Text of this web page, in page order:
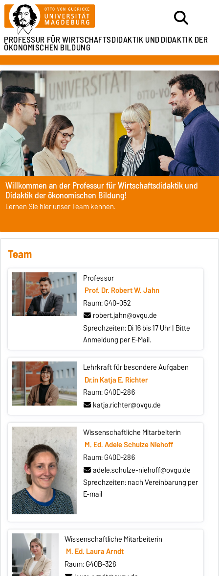
PROFESSUR FÜRWIRTSCHAFTSDIDAKTIK UNDDIDAKTIK DER
ÖKONOMISCHEN BILDUNG
Willkommen an der Professur für Wirtschaftsdidaktik und
Didaktik der ökonomischen Bildung!
Lernen Sie hier unser Team kennen.
Team
Professor
Prof. Dr. Robert W. Jahn
Raum: G40-052
robert.jahn@ovgu.de
Sprechzeiten: Di 16 bis 17 Uhr | Bitte
Anmeldung per E-Mail.
Lehrkraft für besondere Aufgaben
Dr.in Katja E. Richter
Raum: G40D-286
katja.richter@ovgu.de
Wissenschaftliche Mitarbeiterin
M. Ed. Adele Schulze Niehoff
Raum: G40D-286
adele.schulze-niehoff@ovgu.de
Sprechzeiten: nach Vereinbarung per
E-mail
Wissenschaftliche Mitarbeiterin
M. Ed. Laura Arndt
Raum: G40B-328